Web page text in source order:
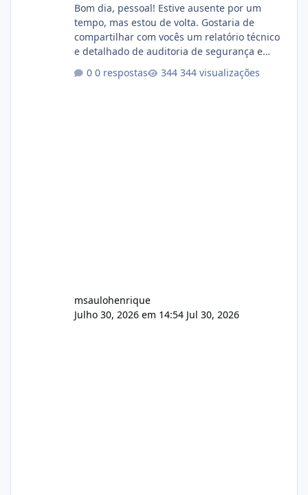
Bom dia, pessoal! Estive ausente por um
tempo, mas estou de volta. Gostaria de
compartilhar com vocês um relatório técnico
e detalhado de auditoria de segurança e
atualmente em circulação e comercialização
0 respostas 344 visualizações
msaulohenrique
Julho 30, 2026 em 14:54 Jul 30, 2026